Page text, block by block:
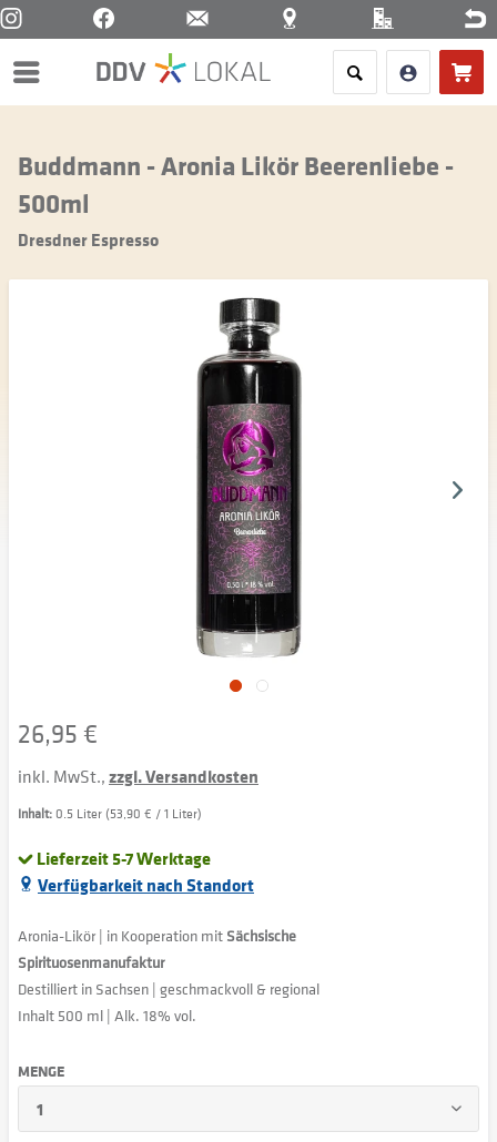
Menü
Buddmann - Aronia Likör Beerenliebe -
500ml
Dresdner Espresso
26,95 €
inkl. MwSt.,zzgl. Versandkosten
Inhalt: 0.5 Liter (53,90 € / 1 Liter)
Lieferzeit 5-7 Werktage
Verfügbarkeit nach Standort
Aronia-Likör | in Kooperation mit Sächsische
Spirituosenmanufaktur
Destilliert in Sachsen | geschmackvoll & regional
Inhalt 500 ml | Alk. 18% vol.
MENGE